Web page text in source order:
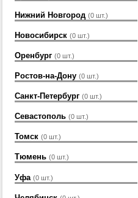
Нижний Новгород (0 шт.)
Новосибирск (0 шт.)
Оренбург (0 шт.)
Ростов-на-Дону (0 шт.)
Санкт-Петербург (0 шт.)
Севастополь (0 шт.)
Томск (0 шт.)
Тюмень (0 шт.)
Уфа (0 шт.)